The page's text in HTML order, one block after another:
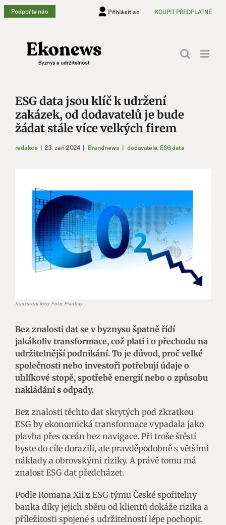
Přeskočit
na
Podpořte nás Přihlásit se KOUPIT PŘEDPLATNÉ
ESG data jsou klíč k udržení
zakázek, od dodavatelů je bude
žádat stále více velkých firem
redakce | 23. září 2024 | Brandnews | dodavatelé, ESG data
obrázek
Ilustrační foto. Foto: Pixabay
Bez znalosti dat se v byznysu špatně řídí
jakákoliv transformace, což platí i o přechodu na
udržitelnější podnikání. To je důvod, proč velké
společnosti nebo investoři potřebují údaje o
uhlíkové stopě, spotřebě energií nebo o způsobu
nakládání s odpady.
Bez znalosti těchto dat skrytých pod zkratkou
ESG by ekonomická transformace vypadala jako
plavba přes oceán bez navigace. Při troše štěstí
byste do cíle dorazili, ale pravděpodobně s většími
náklady a obrovskými riziky. A právě tomu má
znalost ESG dat předcházet.
Podle Romana Xii z ESG týmu České spořitelny
banka díky jejich sběru od klientů dokáže rizika a
příležitosti spojené s udržitelností lépe pochopit.